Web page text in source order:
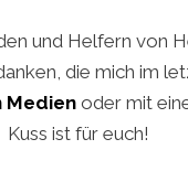
und Helfern von
die mich im
Medien oder mit
Kuss ist für euch!